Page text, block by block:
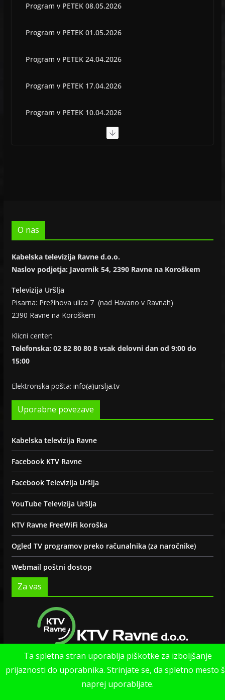
Program v PETEK 08.05.2026
Program v PETEK 01.05.2026
Program v PETEK 24.04.2026
Program v PETEK 17.04.2026
Program v PETEK 10.04.2026
Program v PETEK 03.04.2026
O nas
Kabelska televizija Ravne d.o.o.
Naslov podjetja: Javornik 54, 2390 Ravne na Koroškem
Televizija Uršlja
Pisarna: Prežihova ulica 7 (nad Havano v Ravnah)
2390 Ravne na Koroškem
Klicni center:
Telefonska: 02 82 80 80 8 vsak delovni dan od 9:00 do
15:00
Elektronska pošta: info(a)urslja.tv
Uporabne povezave
Kabelska televizija Ravne
Facebook KTV Ravne
Facebook Televizija Uršlja
YouTube Televizija Uršlja
KTV Ravne FreeWiFi koroška
Ogled TV programov preko računalnika (za naročnike)
Webmail poštni dostop
Za vas
Politika zasebnosti strani
Ta spletna stran uporablja piškotke za izboljšanje
prijaznosti do uporabnika. Strinjate se, da spletno mesto
naprej uporabljate.